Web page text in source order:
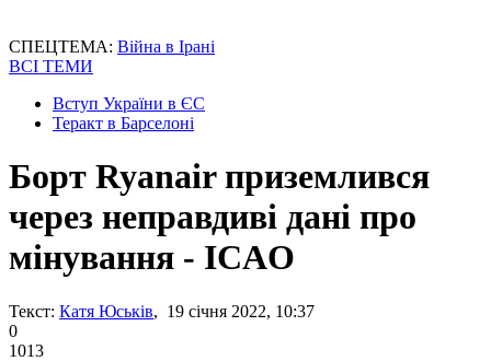
СПЕЦТЕМА: Війна в Ірані
ВСІ ТЕМИ
Вступ України в ЄС
Теракт в Барселоні
Борт Ryanair приземлився
через неправдиві дані про
мінування - ICAO
Текст: Катя Юськів, 19 січня 2022, 10:37
0
1013